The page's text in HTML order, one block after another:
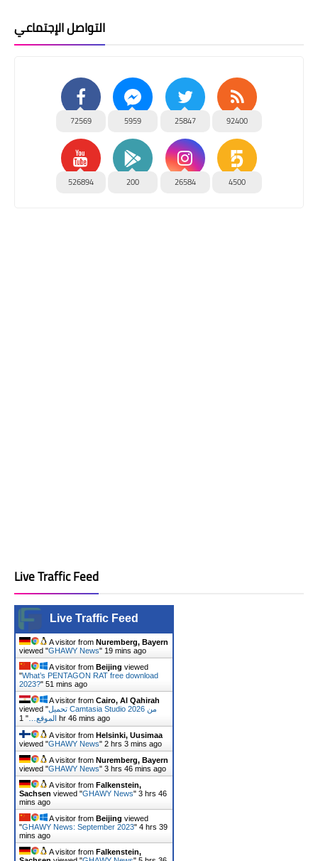
التواصل الإجتماعي
72569 5959 25847 92400
526894 200 26584 4500
Live Traffic Feed
Live Traffic Feed
A visitor from Nuremberg, Bayern
viewed "GHAWY News" 19 mins ago
A visitor from Beijing viewed
"What’s PENTAGON RAT free download
2023?" 51 mins ago
A visitor from Cairo, Al Qahirah
viewed "تحميل Camtasia Studio 2026 من
الموقع… "
1 hr 46 mins ago
A visitor from Helsinki, Uusimaa
viewed "GHAWY News" 2 hrs 3 mins ago
A visitor from Nuremberg, Bayern
viewed "GHAWY News" 3 hrs 46 mins ago
A visitor from Falkenstein,
Sachsen viewed "GHAWY News" 3 hrs 46
mins ago
A visitor from Beijing viewed
"GHAWY News: September 2023" 4 hrs 39
mins ago
A visitor from Falkenstein,